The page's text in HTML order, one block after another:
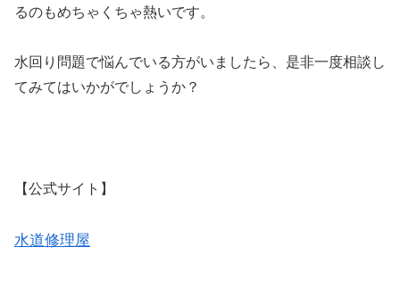
るのもめちゃくちゃ熱いです。
水回り問題で悩んでいる方がいましたら、是非一度相談し
てみてはいかがでしょうか？
【公式サイト】
水道修理屋